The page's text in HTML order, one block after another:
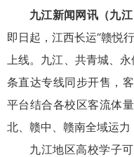
九江新闻网讯（九
即日起，江西长运“赣悦
上线。九江、共青城、
条直达专线同步开售，
平台结合各校区客流体
北、赣中、赣南全域运力
九江地区高校学子